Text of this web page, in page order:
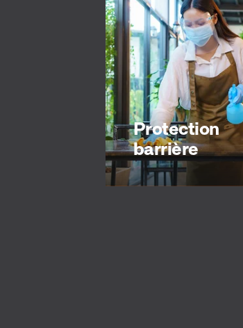
Protection
barrière